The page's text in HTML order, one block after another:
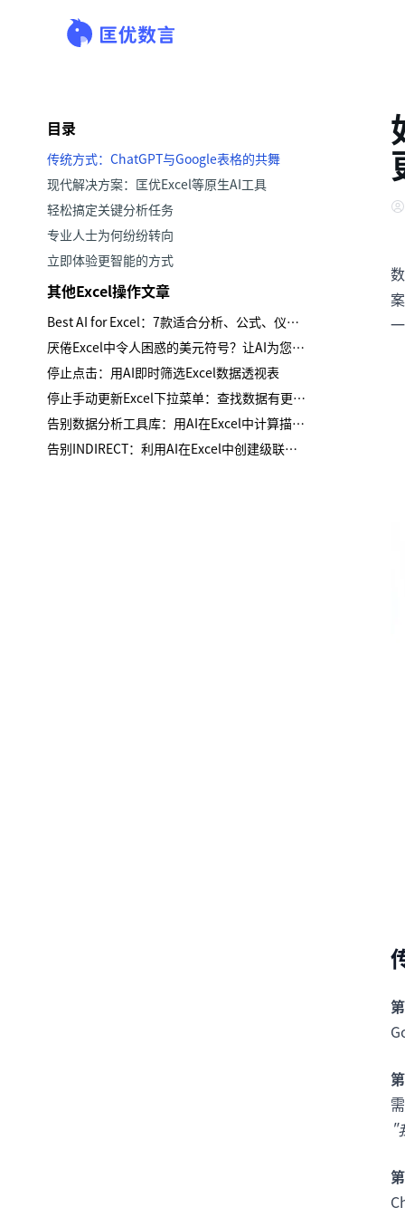
目录
传统方式：ChatGPT与Google表格的共舞
现代解决方案：匡优Excel等原生AI工具
轻松搞定关键分析任务
专业人士为何纷纷转向
立即体验更智能的方式
其他Excel操作文章
Best AI for Excel：7款适合分析、公式、仪表板与报告的工具
厌倦Excel中令人困惑的美元符号？让AI为您处理混合引用
停止点击：用AI即时筛选Excel数据透视表
停止手动更新Excel下拉菜单：查找数据有更智能的方法
告别数据分析工具库：用AI在Excel中计算描述性统计
告别INDIRECT：利用AI在Excel中创建级联下拉列表
"